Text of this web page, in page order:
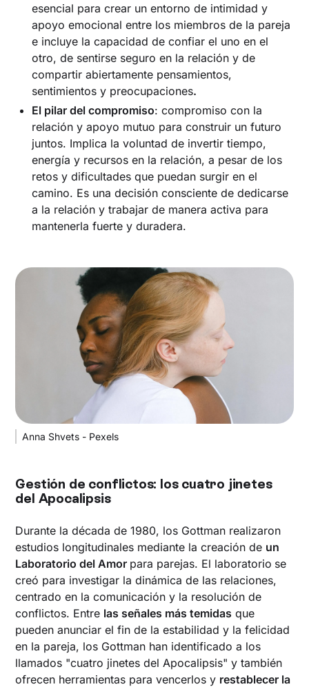
esencial para crear un entorno de intimidad y
apoyo emocional entre los miembros de la pareja
e incluye la capacidad de confiar el uno en el
otro, de sentirse seguro en la relación y de
compartir abiertamente pensamientos,
sentimientos y preocupaciones.‍
El pilar del compromiso: compromiso con la
relación y apoyo mutuo para construir un futuro
juntos. Implica la voluntad de invertir tiempo,
energía y recursos en la relación, a pesar de los
retos y dificultades que puedan surgir en el
camino. Es una decisión consciente de dedicarse
a la relación y trabajar de manera activa para
mantenerla fuerte y duradera.
Anna Shvets - Pexels
Gestión de conflictos: los cuatro jinetes
del Apocalipsis
Durante la década de 1980, los Gottman realizaron
estudios longitudinales mediante la creación de un
Laboratorio del Amor para parejas. El laboratorio se
creó para investigar la dinámica de las relaciones,
centrado en la comunicación y la resolución de
conflictos. Entre las señales más temidas que
pueden anunciar el fin de la estabilidad y la felicidad
en la pareja, los Gottman han identificado a los
llamados "cuatro jinetes del Apocalipsis" y también
ofrecen herramientas para vencerlos y restablecer la